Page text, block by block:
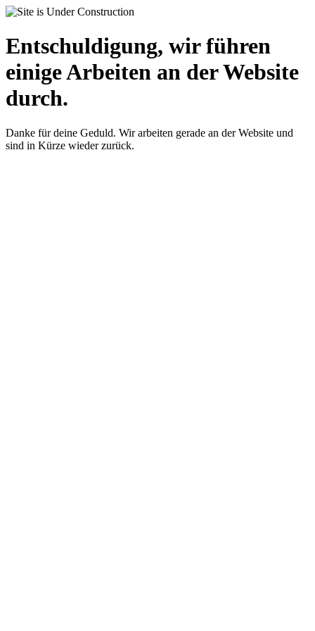
Entschuldigung, wir führen
einige Arbeiten an der Website
durch.
Danke für deine Geduld. Wir arbeiten gerade an der Website und
sind in Kürze wieder zurück.